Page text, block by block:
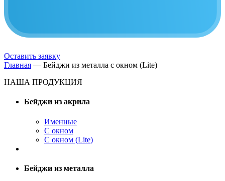
Оставить заявку
Главная — Бейджи из металла с окном (Lite)
НАША ПРОДУКЦИЯ
Бейджи из акрила
Именные
С окном
С окном (Lite)
Бейджи из металла